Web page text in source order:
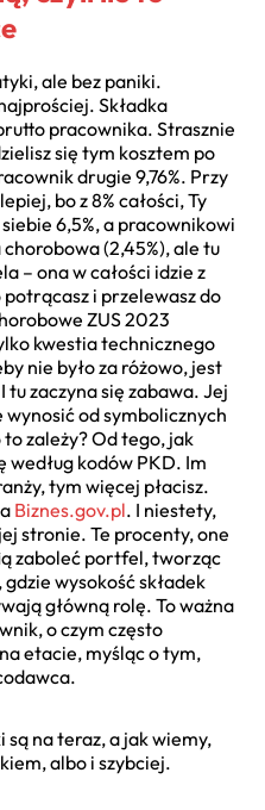
ale bez paniki.
Składka
pracownika. Strasznie
się tym kosztem po
drugie 9,76%. Przy
bo z 8% całości, Ty
6,5%, a pracownikowi
chorobowa (2,45%), ale tu
– ona w całości idzie z
i przelewasz do
ZUS 2023
kwestia technicznego
nie było za różowo, jest
tu zaczyna się zabawa. Jej
wynosić od symbolicznych
zależy? Od tego, jak
kodów PKD. Im
tym więcej płacisz.
Biznes.gov.pl. I niestety,
stronie. Te procenty, one
zaboleć portfel, tworząc
wysokość składek
główną rolę. To ważna
o czym często
etacie, myśląc o tym,
na teraz, a jak wiemy,
albo i szybciej.